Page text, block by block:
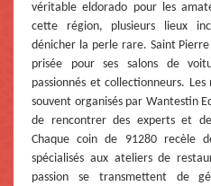
véritable eldorado pour les
cette région, plusieurs lieux
dénicher la perle rare. Saint
prisée pour ses salons de
passionnés et collectionneurs.
souvent organisés par Wantestin
de rencontrer des experts et
Chaque coin de 91280 recèle
spécialisés aux ateliers de
passion se transmettent de